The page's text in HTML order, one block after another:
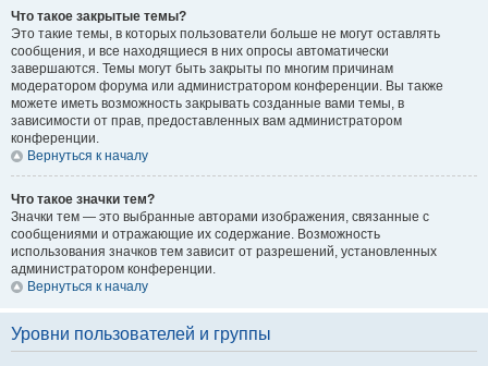
Что такое закрытые темы?
Это такие темы, в которых пользователи больше не могут оставлять
сообщения, и все находящиеся в них опросы автоматически
завершаются. Темы могут быть закрыты по многим причинам
модератором форума или администратором конференции. Вы также
можете иметь возможность закрывать созданные вами темы, в
зависимости от прав, предоставленных вам администратором
конференции.
Вернуться к началу
Что такое значки тем?
Значки тем — это выбранные авторами изображения, связанные с
сообщениями и отражающие их содержание. Возможность
использования значков тем зависит от разрешений, установленных
администратором конференции.
Вернуться к началу
Уровни пользователей и группы